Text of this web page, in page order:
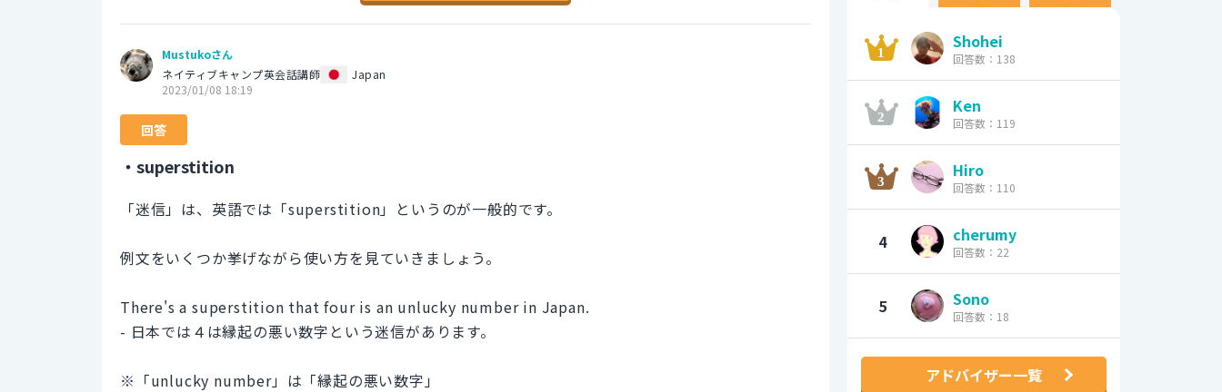
Mustukoさん
ネイティブキャンプ英会話講師
Japan
2023/01/08 18:19
回答
・superstition
「迷信」は、英語では「superstition」というのが一般的です。
例文をいくつか挙げながら使い方を見ていきましょう。
There's a superstition that four is an unlucky number in Japan.
- 日本では４は縁起の悪い数字という迷信があります。
※「unlucky number」は「縁起の悪い数字」
Shohei
回答数：138
Ken
回答数：119
Hiro
回答数：110
4 cherumy
回答数：22
5 Sono
回答数：18
アドバイザー一覧